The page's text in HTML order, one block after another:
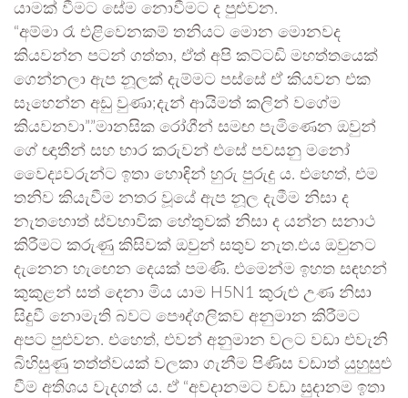
යාමක් වීමට සේම නොවීමට ද පුළුවන.
“අම්මා රෑ එළිවෙනකම් තනියට මොන මොනවද
කියවන්න පටන් ගත්තා, ඒත් අපි කට්ටඩි මහත්තයෙක්
ගෙන්නලා ඇප නූලක් දැම්මට පස්සේ ඒ කියවන එක
සෑහෙන්න අඩු වුණා;දැන් ආයිමත් කලින් වගේම
කියවනවා”.”මානසික රෝගීන් සමඟ පැමිණෙන ඔවුන්
ගේ ඥාතීන් සහ භාර කරුවන් එසේ පවසනු මනෝ
වෛද්‍යවරුන්ට ඉතා හොඳින් හුරු පුරුදු ය. එහෙත්, එම
තනිව කියැවීම නතර වූයේ ඇප නූල දැමීම නිසා ද
නැතහොත් ස්වභාවික හේතුවක් නිසා ද යන්න සනාථ
කිරීමට කරුණු කිසිවක් ඔවුන් සතුව නැත.එය ඔවුනට
දැනෙන හැඟෙන දෙයක් පමණි. එමෙන්ම ඉහත සඳහන්
කුකුළන් සත් දෙනා මිය යාම H5N1 කුරුළු උණ නිසා
සිදුවී නොමැති බවට පෞද්ගලිකව අනුමාන කිරීමට
අපට පුළුවන. එහෙත්, එවන් අනුමාන වලට වඩා එවැනි
බිහිසුණු තත්ත්වයක් වලකා ගැනීම පිණිස වඩාත් යුහුසුළු
වීම අතිශය වැදගත් ය. ඒ “අවදානමට වඩා සුදානම ඉතා